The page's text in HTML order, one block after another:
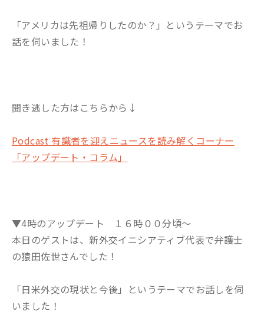
「アメリカは先祖帰りしたのか？」というテーマでお
話を伺いました！
聞き逃した方はこちらから↓
Podcast 有識者を迎えニュースを読み解くコーナー
「アップデート・コラム」
▼4時のアップデート １６時００分頃～
本日のゲストは、新外交イニシアティブ代表で弁護士
の猿田佐世さんでした！
「日米外交の現状と今後」というテーマでお話しを伺
いました！